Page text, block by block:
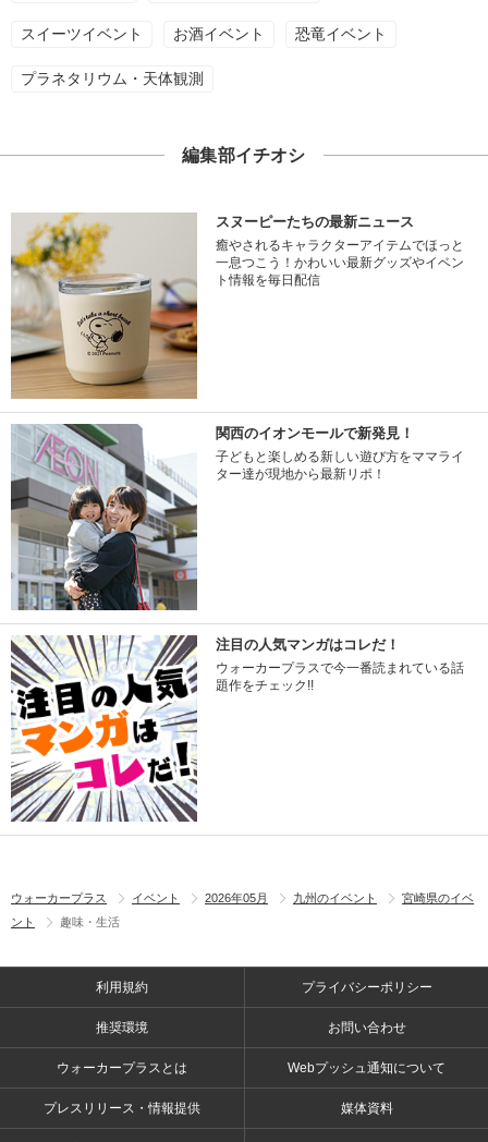
スイーツイベント お酒イベント 恐竜イベント
プラネタリウム・天体観測
編集部イチオシ
スヌーピーたちの最新ニュース
癒やされるキャラクターアイテムでほっと
一息つこう！かわいい最新グッズやイベン
ト情報を毎日配信
関西のイオンモールで新発見！
子どもと楽しめる新しい遊び方をママライ
ター達が現地から最新リポ！
注目の人気マンガはコレだ！
ウォーカープラスで今一番読まれている話
題作をチェック!!
ウォーカープラス イベント 2026年05月 九州のイベント
宮崎県のイベ
ント
趣味・生活
利用規約 プライバシーポリシー
推奨環境 お問い合わせ
ウォーカープラスとは Webプッシュ通知について
プレスリリース・情報提供 媒体資料